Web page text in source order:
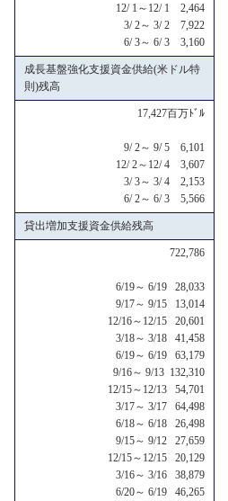
12/ 1～12/ 1 2,464
3/ 2～ 3/ 2 7,922
6/ 3～ 6/ 3 3,160
成長基盤強化支援資金供給(米ドル特
則)残高
17,427百万ﾄﾞﾙ
9/ 2～ 9/ 5 6,101
12/ 2～12/ 4 3,607
3/ 3～ 3/ 4 2,153
6/ 2～ 6/ 3 5,566
貸出増加支援資金供給残高
722,786
6/19～ 6/19 28,033
9/17～ 9/15 13,014
12/16～12/15 20,601
3/18～ 3/18 41,458
6/19～ 6/19 63,179
9/16～ 9/13 132,310
12/15～12/13 54,701
3/17～ 3/17 64,498
6/18～ 6/18 26,498
9/15～ 9/12 27,659
12/15～12/15 20,129
3/16～ 3/16 38,879
6/20～ 6/19 46,265